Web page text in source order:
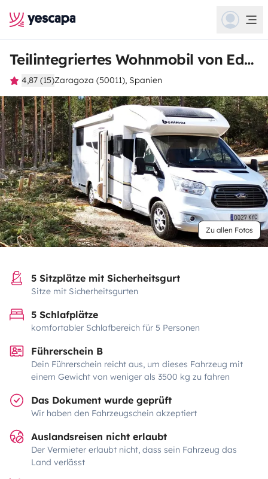
Teilintegriertes Wohnmobil von Eduardo
4,87 (15)Zaragoza (50011), Spanien
Zu allen Fotos
5 Sitzplätze mit Sicherheitsgurt
Sitze mit Sicherheitsgurten
5 Schlafplätze
komfortabler Schlafbereich für 5 Personen
Führerschein B
Dein Führerschein reicht aus, um dieses Fahrzeug mit
einem Gewicht von weniger als 3500 kg zu fahren
Das Dokument wurde geprüft
Wir haben den Fahrzeugschein akzeptiert
Auslandsreisen nicht erlaubt
Der Vermieter erlaubt nicht, dass sein Fahrzeug das
Land verlässt